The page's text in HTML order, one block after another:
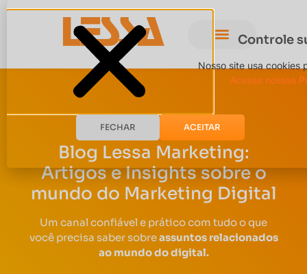
Blog Lessa Marketing:
Artigos e Insights sobre o
mundo do Marketing Digital
Um canal confiável e prático com tudo o que
você precisa saber sobreassuntos relacionados
ao mundo do digital.
Controle
Nosso site usa cookies
Acesse nossas
FECHAR ACEITAR